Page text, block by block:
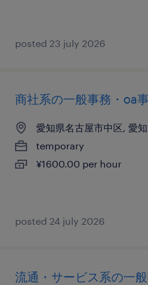
posted 23 july 2026
商社系の一般事務・oa
愛知県名古屋市中区, 愛
temporary
¥1600.00 per hour
posted 24 july 2026
流通・サービス系の一